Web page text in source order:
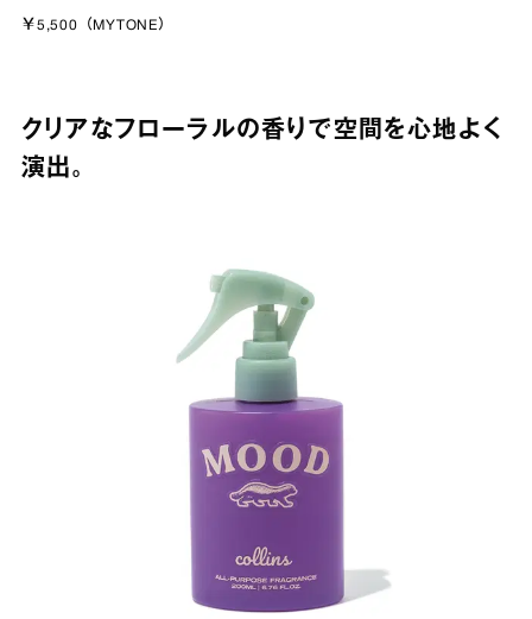
￥5,500（ MYTONE）
クリアなフローラルの香りで空間を心地よく
演出。